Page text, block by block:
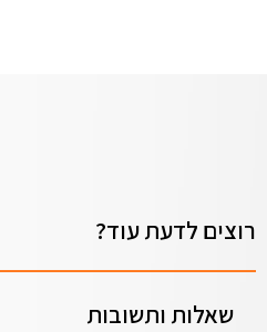
רוצים לדעת עוד?
שאלות ותשובות